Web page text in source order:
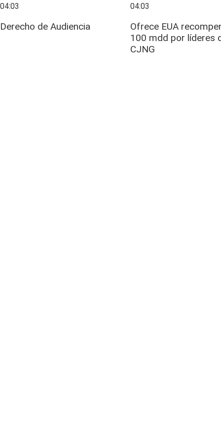
04:03
Derecho de Audiencia
04:03
Ofrece EUA
100 mdd por líderes
CJNG